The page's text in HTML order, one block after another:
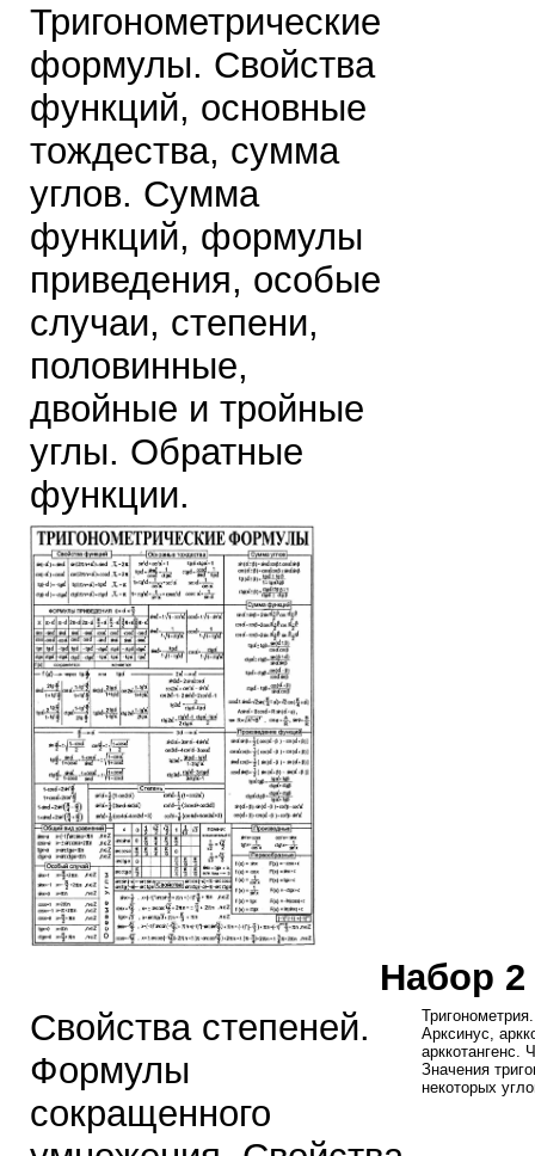
Тригонометрические
формулы. Свойства
функций, основные
тождества, сумма
углов. Сумма
функций, формулы
приведения, особые
случаи, степени,
половинные,
двойные и тройные
углы. Обратные
функции.
Набор 2
Свойства степеней.
Формулы
сокращенного
Арксинус,
арккотангенс.
Значения
некоторых